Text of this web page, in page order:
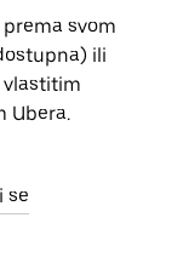
svom
ili
vlastitim
Ubera.
se